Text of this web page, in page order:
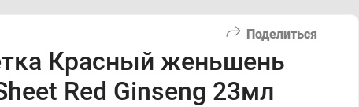
Поделиться
Красный женьшень
Red Ginseng 23мл